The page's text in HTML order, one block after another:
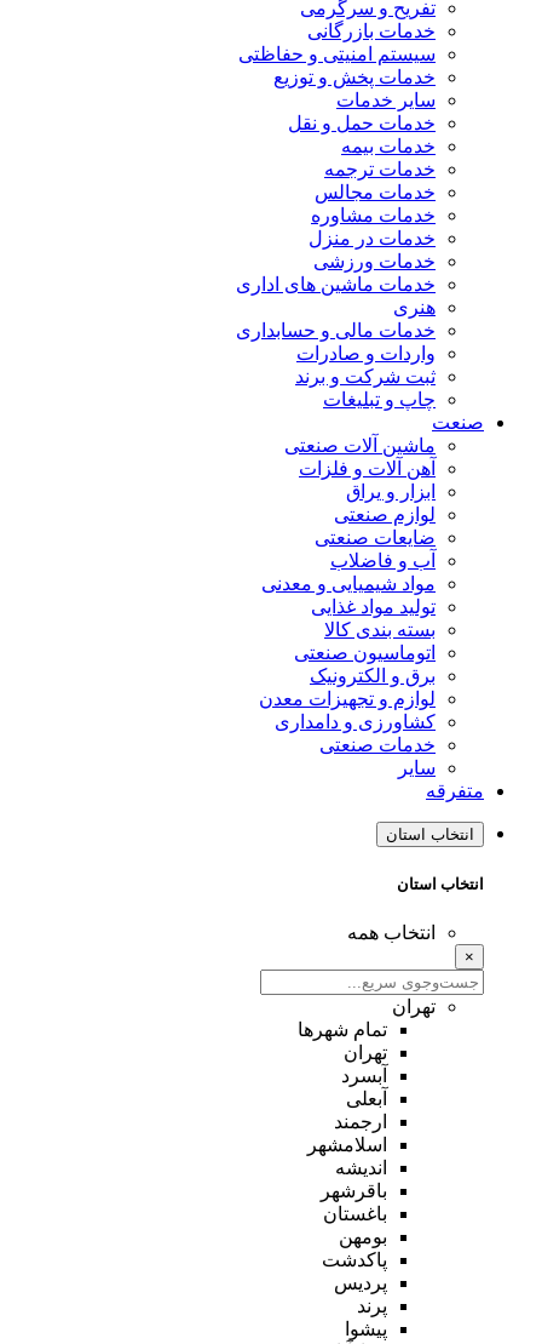
تفریح و سرگرمی
خدمات بازرگانی
سیستم امنیتی و حفاظتی
خدمات پخش و توزیع
سایر خدمات
خدمات حمل و نقل
خدمات بیمه
خدمات ترجمه
خدمات مجالس
خدمات مشاوره
خدمات در منزل
خدمات ورزشی
خدمات ماشین های اداری
هنری
خدمات مالی و حسابداری
واردات و صادرات
ثبت شرکت و برند
چاپ و تبلیغات
صنعت
ماشین آلات صنعتی
آهن آلات و فلزات
ابزار و یراق
لوازم صنعتی
ضایعات صنعتی
آب و فاضلاب
مواد شیمیایی و معدنی
تولید مواد غذایی
بسته بندی کالا
اتوماسیون صنعتی
برق و الکترونیک
لوازم و تجهیزات معدن
کشاورزی و دامداری
خدمات صنعتی
سایر
متفرقه
انتخاب استان
انتخاب استان
انتخاب همه
×
تهران
تمام شهر‌ها
تهران
آبسرد
آبعلی
ارجمند
اسلامشهر
اندیشه
باقرشهر
باغستان
بومهن
پاکدشت
پردیس
پرند
پیشوا